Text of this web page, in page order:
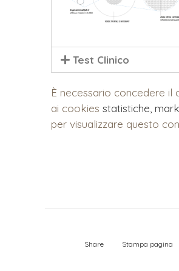
Test Clinico
È necessario concedere il
ai cookies statistiche,
per visualizzare questo
Share Stampa pagina